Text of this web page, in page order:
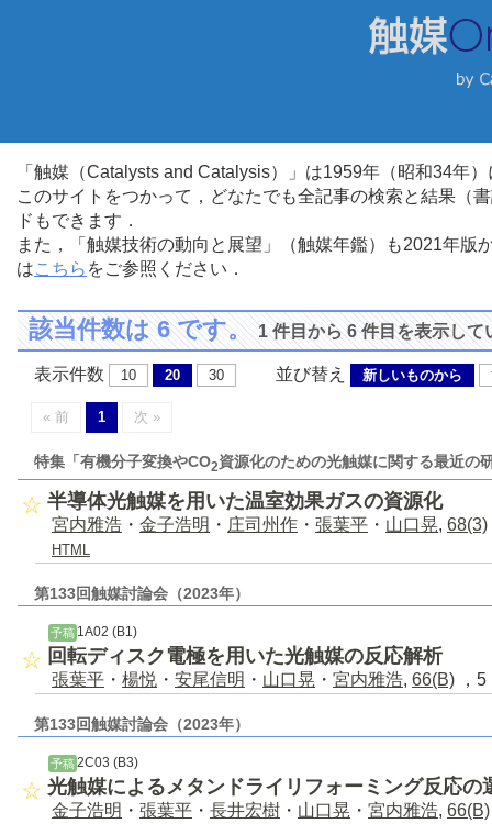
「触媒（Catalysts and Catalysis）」は1959年（昭和34年
このサイトをつかって，どなたでも全記事の検索と結果（
ドもできます．
また，「触媒技術の動向と展望」（触媒年鑑）も2021年
はこちら をご参照ください．
該当件数は 6 です。1 件目から 6 件目を表示して
表示件数 10 20 30 並び替え 新しいものから
« 前 1 次 »
特集「有機分子変換やCO2資源化のための光触媒に関する最近の
半導体光触媒を用いた温室効果ガスの資源化
宮内雅浩 ・ 金子浩明 ・ 庄司州作 ・ 張葉平 ・ 山口晃, 68(3)
HTML
第133回触媒討論会（2023年）
予稿 1A02 (B1)
回転ディスク電極を用いた光触媒の反応解析
張葉平 ・ 楊悦 ・ 安尾信明 ・ 山口晃 ・ 宮内雅浩, 66(B) ，
第133回触媒討論会（2023年）
予稿2C03 (B3)
光触媒によるメタンドライリフォーミング反応の
金子浩明 ・ 張葉平 ・ 長井宏樹 ・ 山口晃 ・ 宮内雅浩, 66(B)